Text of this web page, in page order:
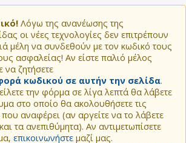
Λόγω της ανανέωσης της
οι νέες τεχνολογίες δεν επιτρέπουν
μέλη να συνδεθούν με τον κωδικό τους
ασφαλείας! Αν είστε παλιό μέλος
να ζητήσετε
κωδικού σε αυτήν την σελίδα.
την φόρμα σε λίγα λεπτά θα λάβετε
στο οποίο θα ακολουθήσετε τις
που αναφέρει (αν αργείτε να το λάβετε
τα ανεπιθύμητα). Αν αντιμετωπίσετε
επικοινωνήστε μαζί μας.